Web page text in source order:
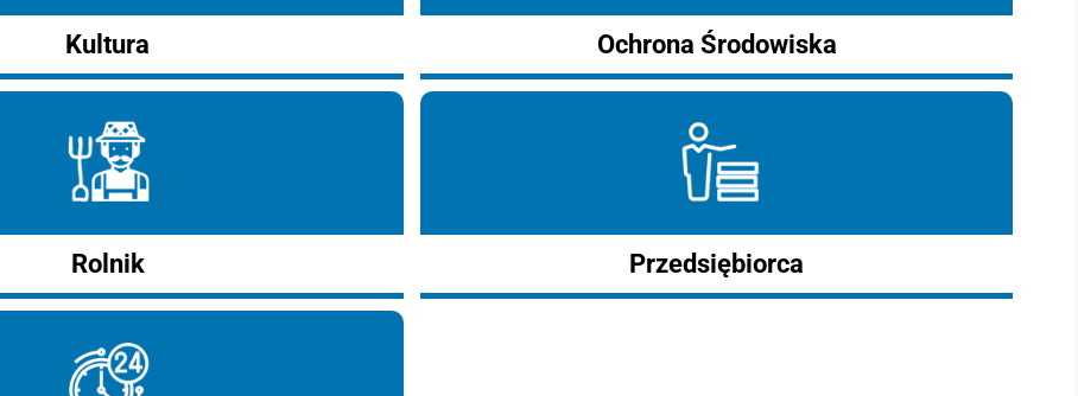
Kultura Ochrona Środowiska
Rolnik Przedsiębiorca